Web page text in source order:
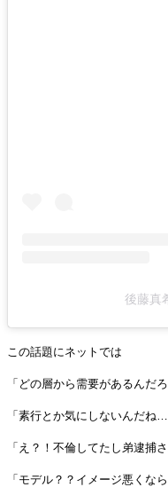
後藤真
この話題にネットでは
「どの層から需要があるんだ
「素行とか気にしないんだね…
「え？！不倫してたし弟逮捕
「モデル？？イメージ悪くなら